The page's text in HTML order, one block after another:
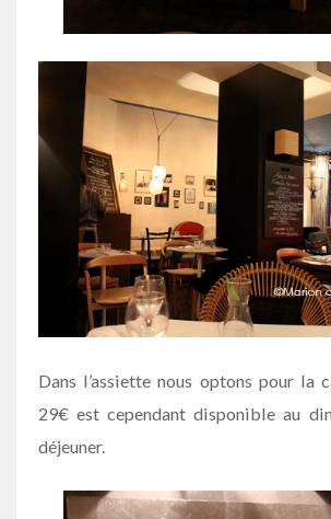
Dans l’assiette nous optons pour la
29€ est cependant disponible au
déjeuner.